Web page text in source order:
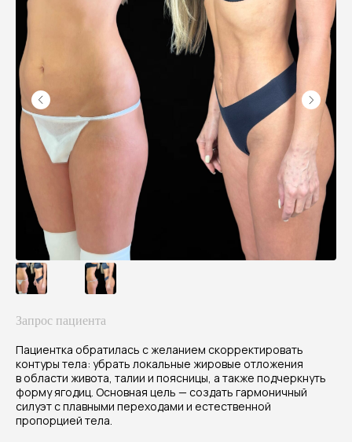
Запрос пациента
Пациентка обратилась с желанием скорректировать
контуры тела: убрать локальные жировые отложения
в области живота, талии и поясницы, а также подчеркнуть
форму ягодиц. Основная цель — создать гармоничный
силуэт с плавными переходами и естественной
пропорцией тела.